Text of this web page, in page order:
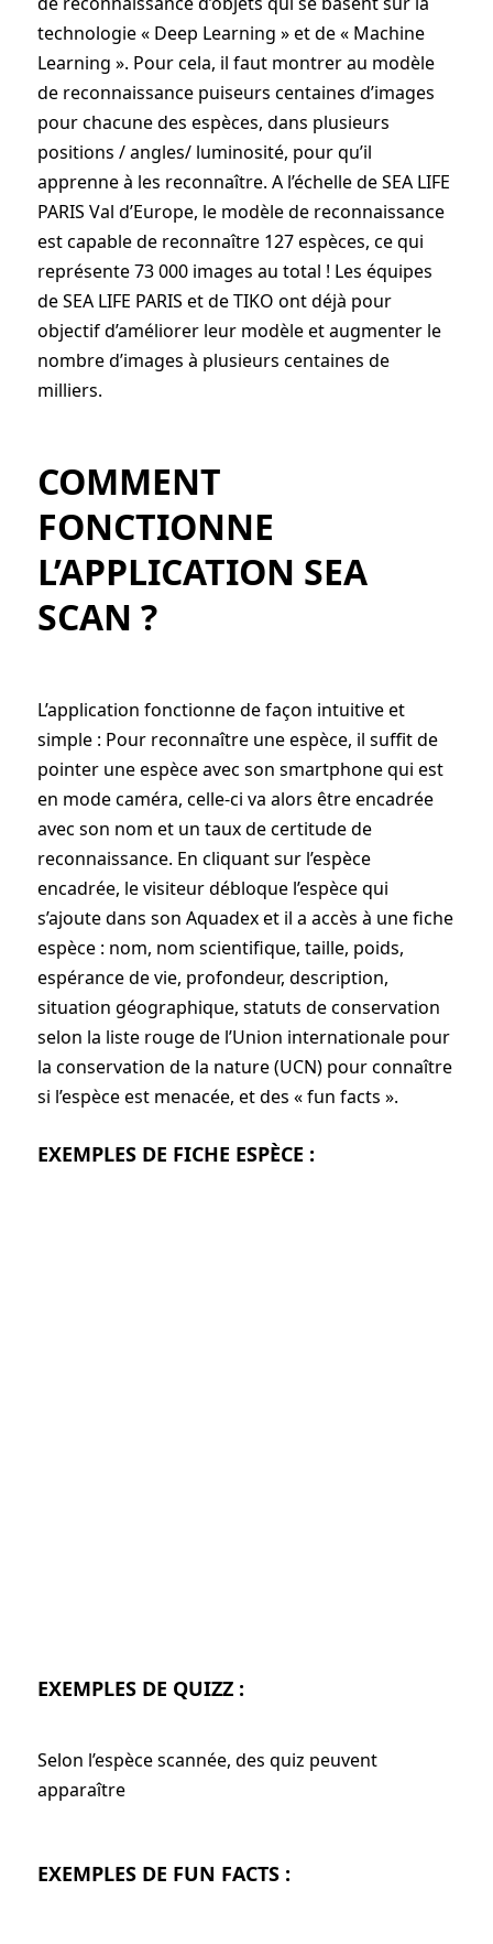
technologie « Deep Learning » et de « Machine
Learning ». Pour cela, il faut montrer au modèle
de reconnaissance puiseurs centaines d’images
pour chacune des espèces, dans plusieurs
positions / angles/ luminosité, pour qu’il
apprenne à les reconnaître. A l’échelle de SEA LIFE
PARIS Val d’Europe, le modèle de reconnaissance
est capable de reconnaître 127 espèces, ce qui
représente 73 000 images au total ! Les équipes
de SEA LIFE PARIS et de TIKO ont déjà pour
objectif d’améliorer leur modèle et augmenter le
nombre d’images à plusieurs centaines de
milliers.
COMMENT
FONCTIONNE
L’APPLICATION SEA
SCAN ?
L’application fonctionne de façon intuitive et
simple : Pour reconnaître une espèce, il suffit de
pointer une espèce avec son smartphone qui est
en mode caméra, celle-ci va alors être encadrée
avec son nom et un taux de certitude de
reconnaissance. En cliquant sur l’espèce
encadrée, le visiteur débloque l’espèce qui
s’ajoute dans son Aquadex et il a accès à une fiche
espèce : nom, nom scientifique, taille, poids,
espérance de vie, profondeur, description,
situation géographique, statuts de conservation
selon la liste rouge de l’Union internationale pour
la conservation de la nature (UCN) pour connaître
si l’espèce est menacée, et des « fun facts ».
EXEMPLES DE FICHE ESPÈCE :
EXEMPLES DE QUIZZ:
Selon l’espèce scannée, des quiz peuvent
apparaître
EXEMPLES DE FUN FACTS: